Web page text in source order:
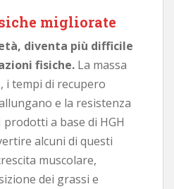
migliorate
diventa più difficile
fisiche. La massa
i tempi di recupero
e la resistenza
a base di HGH
alcuni di questi
muscolare,
dei grassi e